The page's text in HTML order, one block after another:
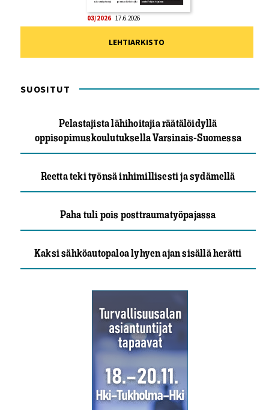
03/2026 17.6.2026
LEHTIARKISTO
SUOSITUT
Pelastajista lähihoitajia räätälöidyllä
oppisopimuskoulutuksella Varsinais-Suomessa
Reetta teki työnsä inhimillisesti ja sydämellä
Paha tuli pois posttraumatyöpajassa
Kaksi sähköautopaloa lyhyen ajan sisällä herätti